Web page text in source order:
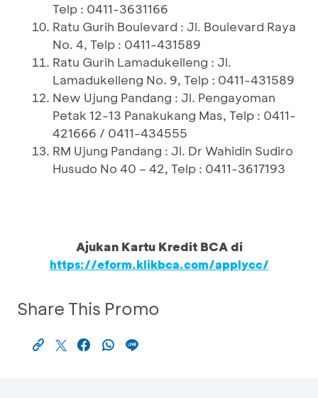
Telp : 0411-3631166
Ratu Gurih Boulevard : Jl. Boulevard Raya
No. 4, Telp : 0411-431589
Ratu Gurih Lamadukelleng : Jl.
Lamadukelleng No. 9, Telp : 0411-431589
New Ujung Pandang : Jl. Pengayoman
Petak 12-13 Panakukang Mas, Telp : 0411-
421666 / 0411-434555
RM Ujung Pandang : Jl. Dr Wahidin Sudiro
Husudo No 40 – 42, Telp : 0411-3617193
Ajukan Kartu Kredit BCA di
https://eform.klikbca.com/applycc/
Share This Promo